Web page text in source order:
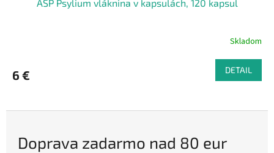
ASP Psylium vláknina v kapsulách, 120 kapsul
Skladom
6 € DETAIL
Doprava zadarmo nad 80 eur